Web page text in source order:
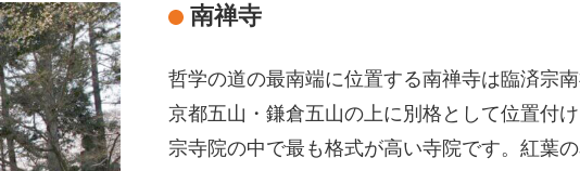
南禅寺
哲学の道の最南端に位置する南禅寺は臨済宗
京都五山・鎌倉五山の上に別格として位置付
宗寺院の中で最も格式が高い寺院です。紅葉の